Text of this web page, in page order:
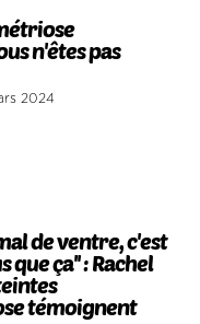
n'êtes pas
2024
de ventre, c'est
que ça'' : Rachel
témoignent